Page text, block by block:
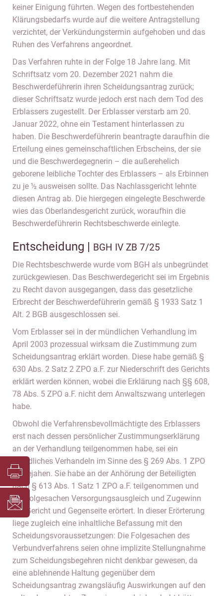
keiner Einigung führten. Wegen des fortbestehenden
Klärungsbedarfs wurde auf die weitere Antragstellung
verzichtet, der Verkündungstermin aufgehoben und das
Ruhen des Verfahrens angeordnet.
Das Verfahren ruhte in der Folge 18 Jahre lang. Mit
Schriftsatz vom 20. Dezember 2021 nahm die
Beschwerdeführerin ihren Scheidungsantrag zurück;
dieser Schriftsatz wurde jedoch erst nach dem Tod des
Erblassers zugestellt. Der Erblasser verstarb am 20.
Januar 2022, ohne ein Testament hinterlassen zu
haben. Die Beschwerdeführerin beantragte daraufhin die
Erteilung eines gemeinschaftlichen Erbscheins, der sie
und die Beschwerdegegnerin – die außerehelich
geborene leibliche Tochter des Erblassers – als Erbinnen
zu je ½ ausweisen sollte. Das Nachlassgericht lehnte
diesen Antrag ab. Die hiergegen eingelegte Beschwerde
wies das Oberlandesgericht zurück, woraufhin die
Beschwerdeführerin Rechtsbeschwerde einlegte.
Entscheidung | BGH IV ZB 7/25
Die Rechtsbeschwerde wurde vom BGH als unbegründet
zurückgewiesen. Das Beschwerdegericht sei im Ergebnis
zu Recht davon ausgegangen, dass das gesetzliche
Erbrecht der Beschwerdeführerin gemäß § 1933 Satz 1
Alt. 2 BGB ausgeschlossen sei.
Vom Erblasser sei in der mündlichen Verhandlung im
April 2003 prozessual wirksam die Zustimmung zum
Scheidungsantrag erklärt worden. Diese habe gemäß §
630 Abs. 2 Satz 2 ZPO a.F. zur Niederschrift des Gerichts
erklärt werden können, wobei die Erklärung nach §§ 608,
78 Abs. 5 ZPO a.F. nicht dem Anwaltszwang unterlegen
habe.
Obwohl die Verfahrensbevollmächtigte des Erblassers
erst nach dessen persönlicher Zustimmungserklärung
an der Verhandlung teilgenommen habe, sei ein
mündliches Verhandeln im Sinne des § 269 Abs. 1 ZPO
zu bejahen. Sie habe an der Anhörung der Beteiligten
nach § 613 Abs. 1 Satz 1 ZPO a.F. teilgenommen und
die Folgesachen Versorgungsausgleich und Zugewinn
mit Gericht und Gegenseite erörtert. In dieser Erörterung
liege zugleich eine inhaltliche Befassung mit den
Scheidungsvoraussetzungen: Die Folgesachen des
Verbundverfahrens seien ohne implizite Stellungnahme
zum Scheidungsbegehren nicht denkbar gewesen, da
eine ablehnende Haltung gegenüber dem
Scheidungsantrag zwangsläufig Auswirkungen auf den